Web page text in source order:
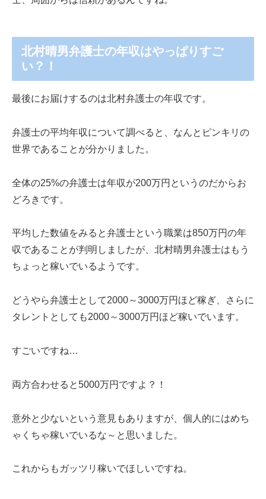
北村晴男弁護士の年収はやっぱりすご
い？！
最後にお届けするのは北村弁護士の年収です。
弁護士の平均年収について調べると、なんとピンキリの
世界であることが分かりました。
全体の25%の弁護士は年収が200万円というのだからお
どろきです。
平均した数値をみると弁護士という職業は850万円の年
収であることが判明しましたが、北村晴男弁護士はもう
ちょっと稼いでいるようです。
どうやら弁護士として2000～3000万円ほど稼ぎ、さらに
タレントとしても2000～3000万円ほど稼いでいます。
すごいですね…
両方合わせると5000万円ですよ？！
意外と少ないという意見もありますが、個人的にはめち
ゃくちゃ稼いでいるな～と思いました。
これからもガッツリ稼いでほしいですね。